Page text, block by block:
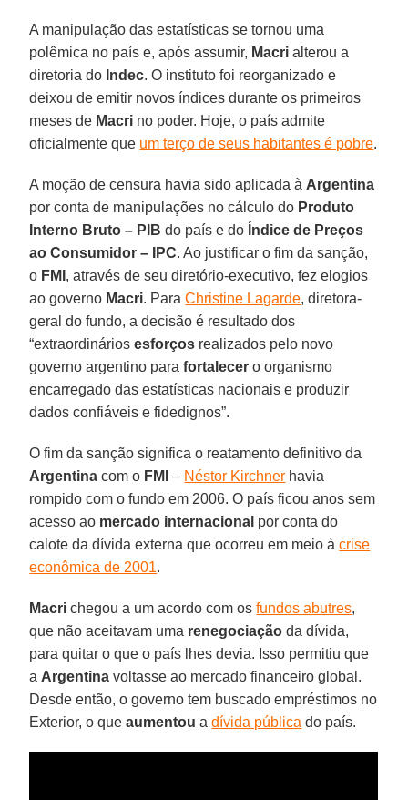
A manipulação das estatísticas se tornou uma
polêmica no país e, após assumir, Macri alterou a
diretoria do Indec. O instituto foi reorganizado e
deixou de emitir novos índices durante os primeiros
meses de Macri no poder. Hoje, o país admite
oficialmente que um terço de seus habitantes é pobre.
A moção de censura havia sido aplicada à Argentina
por conta de manipulações no cálculo do Produto
Interno Bruto – PIB do país e do Índice de Preços
ao Consumidor – IPC. Ao justificar o fim da sanção,
o FMI , através de seu diretório-executivo, fez elogios
ao governo Macri. ParaChristine Lagarde, diretora-
geral do fundo, a decisão é resultado dos
“extraordináriosesforços realizados pelo novo
governo argentino parafortalecer o organismo
encarregado das estatísticas nacionais e produzir
dados confiáveis e fidedignos”.
O fim da sanção significa o reatamento definitivo da
Argentina com o FMI – Néstor Kirchner havia
rompido com o fundo em 2006. O país ficou anos sem
acesso ao mercado internacional por conta do
calote da dívida externa que ocorreu em meio àcrise
econômica de 2001.
Macri chegou a um acordo com osfundos abutres,
que não aceitavam uma renegociação da dívida,
para quitar o que o país lhes devia. Isso permitiu que
a Argentina voltasse ao mercado financeiro global.
Desde então, o governo tem buscado empréstimos no
Exterior, o queaumentou adívida pública do país.